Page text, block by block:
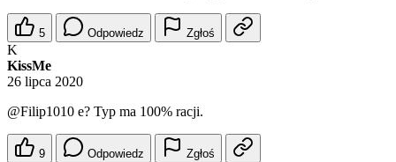
5 Odpowiedz Zgłoś
K
KissMe
26 lipca 2020
@Filip1010 e? Typ ma 100% racji.
9 Odpowiedz Zgłoś